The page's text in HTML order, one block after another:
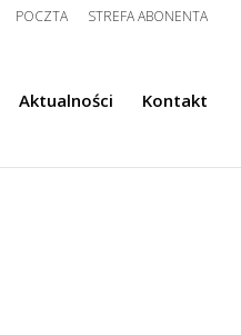
POCZTA STREFA ABONENTA
Aktualności Kontakt